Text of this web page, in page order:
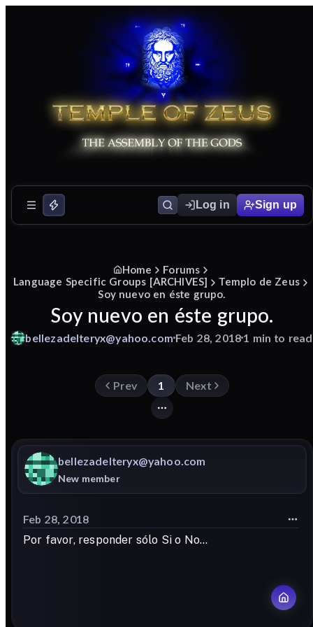
Log in Sign up
Home
Forums
Language Specific Groups [ARCHIVES]
Templo de Zeus
Soy nuevo en éste grupo.
Soy nuevo en éste grupo.
bellezadelteryx@yahoo.com Feb 28, 2018 1 min to read
Prev 1 Next
bellezadelteryx@yahoo.com
New member
Feb 28, 2018
Por favor, responder sólo Si o No...